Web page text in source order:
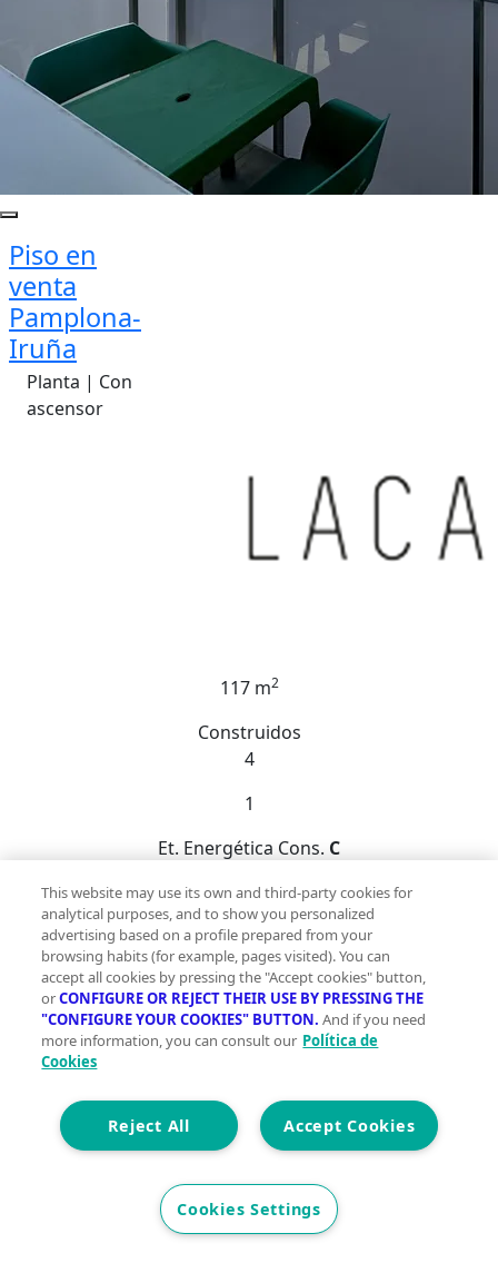
Piso en
venta
Pamplona-
Iruña
Planta | Con
ascensor
117 m2
Construidos
4
1
Et. Energética Cons. C
230.000 €
Si buscas una vivienda con amplitud, luz natural y
vistas despejadas, esta puede ser una buena
opción.Ubicada en calle Villafranca 4, en el barrio de
Orvina (Chantrea), cuenta con todos los servicios del
día a día a pocos minutos: comercios, colegios, zonas
Pamplona mediante transporte urbano.Se encuentra
en un edificio rehabilitado, con revestimiento de
mejoran el confort y la eficiencia energética del
inmueble.Dispone de más de 90 m² útiles, distribuidos
This website may use its own and third-party cookies for
analytical purposes, and to show you personalized
advertising based on a profile prepared from your
browsing habits (for example, pages visited). You can
accept all cookies by pressing the "Accept cookies" button,
orCONFIGURE OR REJECT THEIR USE BY PRESSING THE
"CONFIGURE YOUR COOKIES" BUTTON. And if you need
more information, you can consult our Política de
Cookies
Accept Cookies
Reject All
Cookies Settings